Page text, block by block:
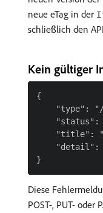
neue eTag in der
schließlich den
Kein gültiger
{
"type":
"status":
"title":
"detail":
Diese
POST-, PUT- oder